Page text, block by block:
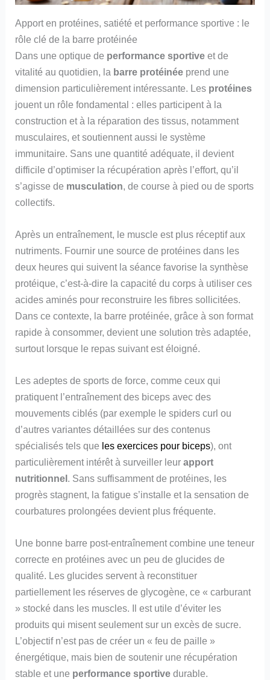
Apport en protéines, satiété et performance sportive : le
rôle clé de la barre protéinée
Dans une optique de performance sportive et de
vitalité au quotidien, la barre protéinée prend une
dimension particulièrement intéressante. Les protéines
jouent un rôle fondamental : elles participent à la
construction et à la réparation des tissus, notamment
musculaires, et soutiennent aussi le système
immunitaire. Sans une quantité adéquate, il devient
difficile d’optimiser la récupération après l’effort, qu’il
s’agisse de musculation, de course à pied ou de sports
collectifs.
Après un entraînement, le muscle est plus réceptif aux
nutriments. Fournir une source de protéines dans les
deux heures qui suivent la séance favorise la synthèse
protéique, c’est-à-dire la capacité du corps à utiliser ces
acides aminés pour reconstruire les fibres sollicitées.
Dans ce contexte, la barre protéinée, grâce à son format
rapide à consommer, devient une solution très adaptée,
surtout lorsque le repas suivant est éloigné.
Les adeptes de sports de force, comme ceux qui
pratiquent l’entraînement des biceps avec des
mouvements ciblés (par exemple le spiders curl ou
d’autres variantes détaillées sur des contenus
spécialisés tels que les exercices pour biceps), ont
particulièrement intérêt à surveiller leurapport
nutritionnel. Sans suffisamment de protéines, les
progrès stagnent, la fatigue s’installe et la sensation de
courbatures prolongées devient plus fréquente.
Une bonne barre post-entraînement combine une teneur
correcte en protéines avec un peu de glucides de
qualité. Les glucides servent à reconstituer
partiellement les réserves de glycogène, ce « carburant
» stocké dans les muscles. Il est utile d’éviter les
produits qui misent seulement sur un excès de sucre.
L’objectif n’est pas de créer un « feu de paille »
énergétique, mais bien de soutenir une récupération
stable et une performance sportive durable.